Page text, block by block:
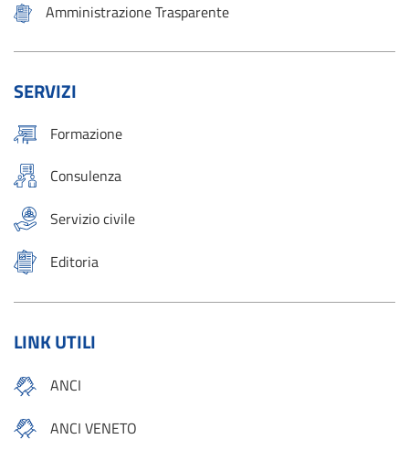
Amministrazione Trasparente
SERVIZI
Formazione
Consulenza
Servizio civile
Editoria
LINK UTILI
ANCI
ANCI VENETO